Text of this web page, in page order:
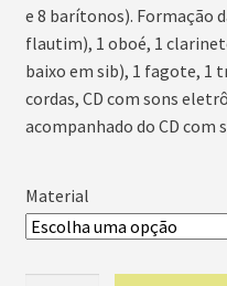
e 8 barítonos). Formação
flautim), 1 oboé, 1
baixo em sib), 1 fagote, 1
cordas, CD com sons
acompanhado do CD com
Material